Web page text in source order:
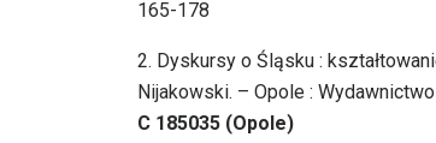
165-178
2. Dyskursy o Śląsku :
Nijakowski. – Opole :
C 185035 (Opole)